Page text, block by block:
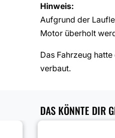
Hinweis:
Aufgrund der
Motor überholt
Das Fahrzeug
verbaut.
DAS KÖNNTE DIR